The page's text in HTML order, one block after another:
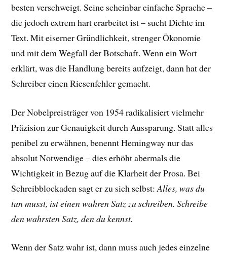
besten verschweigt. Seine scheinbar einfache Sprache –
die jedoch extrem hart erarbeitet ist – sucht Dichte im
Text. Mit eiserner Gründlichkeit, strenger Ökonomie
und mit dem Wegfall der Botschaft. Wenn ein Wort
erklärt, was die Handlung bereits aufzeigt, dann hat der
Schreiber einen Riesenfehler gemacht.
Der Nobelpreisträger von 1954 radikalisiert vielmehr
Präzision zur Genauigkeit durch Aussparung. Statt alles
penibel zu erwähnen, benennt Hemingway nur das
absolut Notwendige – dies erhöht abermals die
Wichtigkeit in Bezug auf die Klarheit der Prosa. Bei
Schreibblockaden sagt er zu sich selbst:Alles, was du
tun musst, ist einen wahren Satz zu schreiben. Schreibe
den wahrsten Satz, den du kennst.
Wenn der Satz wahr ist, dann muss auch jedes einzelne